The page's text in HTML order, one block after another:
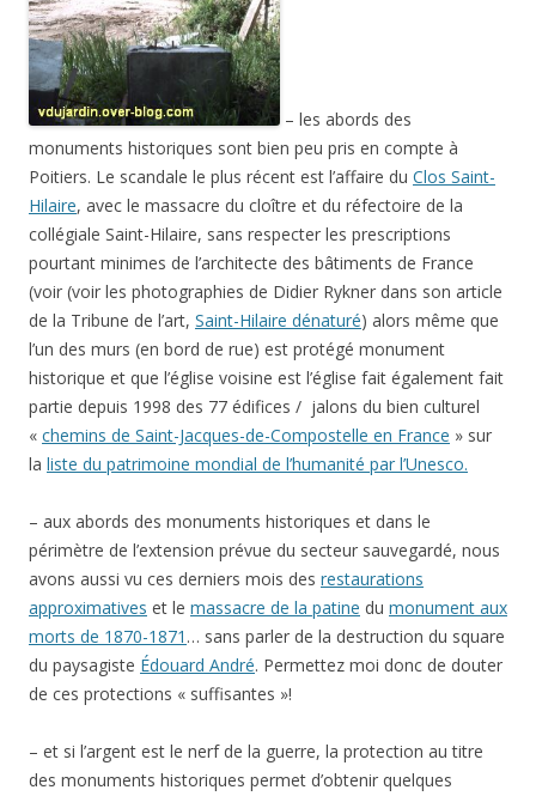
– les abords des
monuments historiques sont bien peu pris en compte à
Poitiers. Le scandale le plus récent est l’affaire du Clos Saint-
Hilaire, avec le massacre du cloître et du réfectoire de la
collégiale Saint-Hilaire, sans respecter les prescriptions
pourtant minimes de l’architecte des bâtiments de France
(voir (voir les photographies de Didier Rykner dans son article
de la Tribune de l’art, Saint-Hilaire dénaturé) alors même que
l’un des murs (en bord de rue) est protégé monument
historique et que l’église voisine est l’église fait également fait
partie depuis 1998 des 77 édifices / jalons du bien culturel
« chemins de Saint-Jacques-de-Compostelle en France » sur
la liste du patrimoine mondial de l’humanité par l’Unesco.
– aux abords des monuments historiques et dans le
périmètre de l’extension prévue du secteur sauvegardé, nous
avons aussi vu ces derniers mois des restaurations
approximatives et le massacre de la patine du monument aux
morts de 1870-1871 … sans parler de la destruction du square
du paysagiste Édouard André. Permettez moi donc de douter
de ces protections « suffisantes »!
– et si l’argent est le nerf de la guerre, la protection au titre
des monuments historiques permet d’obtenir quelques